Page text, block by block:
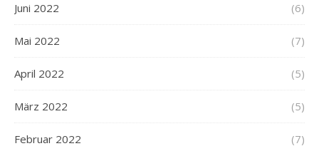
Juni 2022 (6)
Mai 2022 (7)
April 2022 (5)
März 2022 (5)
Februar 2022 (7)